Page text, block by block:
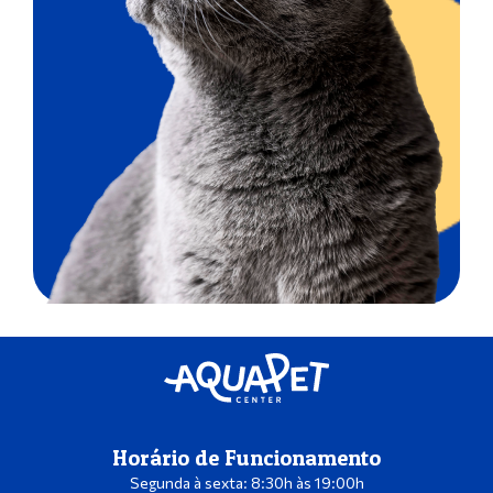
Horário de Funcionamento
Segunda à sexta: 8:30h às 19:00h